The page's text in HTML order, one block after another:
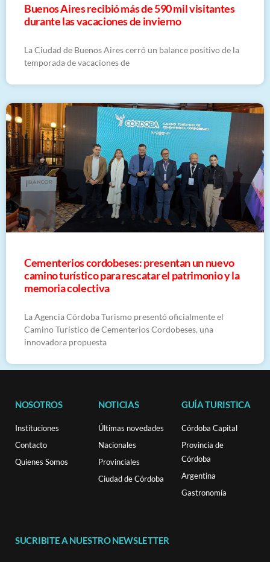
Buenos Aires recibió más de 590 mil visitantes
durante las vacaciones de invierno
La Ciudad de Buenos Aires cerró un balance positivo de la
temporada de vacaciones de
Cementerios cordobeses: presentan un nuevo
camino turístico para rescatar el patrimonio y la
memoria colectiva
La Agencia Córdoba Turismo presentó oficialmente el
Camino Turístico de Cementerios Cordobeses, una
innovadora propuesta
NOSOTROS
Instituciones
Contacto
Quienes Somos
NOTICIAS
Últimas novedades
Nacionales
Provinciales
Ciudad de Córdoba
GUÍA TURISTICA
Córdoba Capital
Provincia de
Córdoba
Argentina
Gastronomía
SUCRIBITE A NUESTRO NEWSLETTER